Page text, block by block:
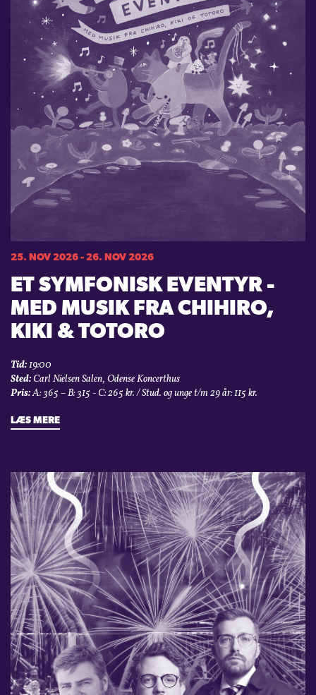
25. NOV 2026 - 26. NOV 2026
ET SYMFONISK EVENTYR -
MED MUSIK FRA CHIHIRO,
KIKI & TOTORO
Tid:19:00
Sted:Carl Nielsen Salen, Odense Koncerthus
Pris:A: 365 – B: 315 - C: 265 kr. / Stud. og unge t/m 29 år: 115 kr.
LÆS MERE